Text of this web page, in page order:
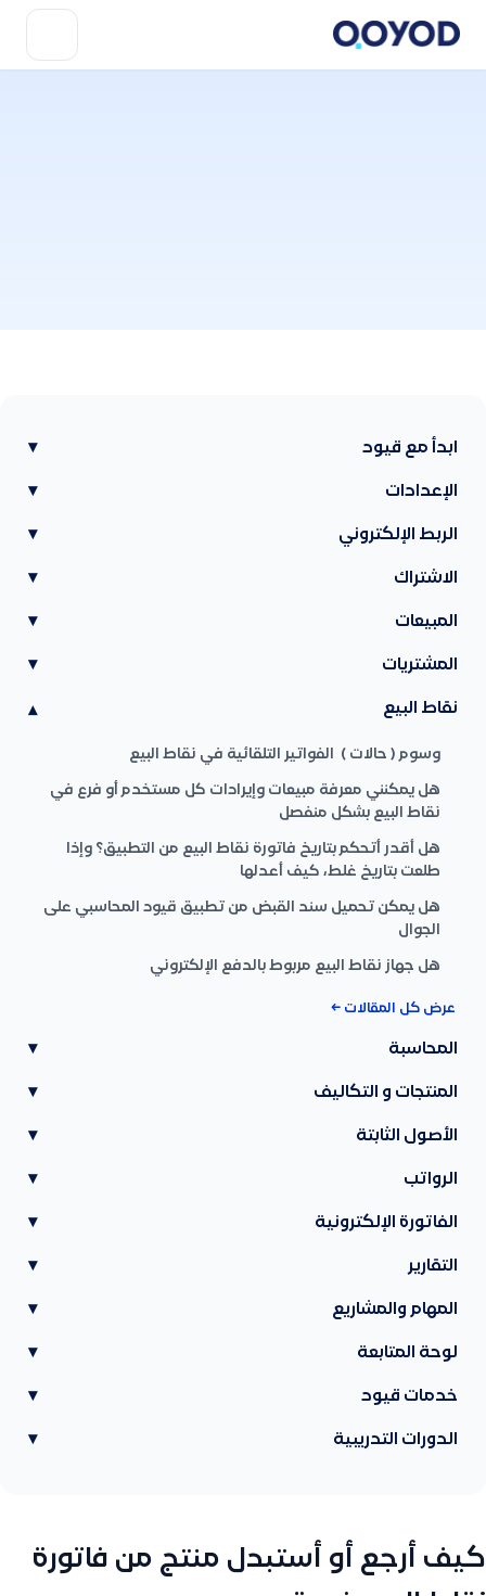
ابدأ مع قيود ▾
الإعدادات ▾
الربط الإلكتروني ▾
الاشتراك ▾
المبيعات ▾
المشتريات ▾
نقاط البيع ▾
وسوم ( حالات ) الفواتير التلقائية في نقاط البيع
هل يمكنني معرفة مبيعات وإيرادات كل مستخدم أو فرع في
نقاط البيع بشكل منفصل
هل أقدر أتحكم بتاريخ فاتورة نقاط البيع من التطبيق؟ وإذا
طلعت بتاريخ غلط، كيف أعدلها
هل يمكن تحميل سند القبض من تطبيق قيود المحاسبي على
الجوال
هل جهاز نقاط البيع مربوط بالدفع الإلكتروني
عرض كل المقالات ←
المحاسبة ▾
المنتجات و التكاليف ▾
الأصول الثابتة ▾
الرواتب ▾
الفاتورة الإلكترونية ▾
التقارير ▾
المهام والمشاريع ▾
لوحة المتابعة ▾
خدمات قيود ▾
الدورات التدريبية ▾
كيف أرجع أو أستبدل منتج من فاتورة